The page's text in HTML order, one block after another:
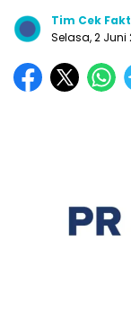
Tim Cek
Selasa, 2 Juni